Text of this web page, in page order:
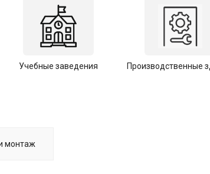
Учебные заведения Производственные
монтаж